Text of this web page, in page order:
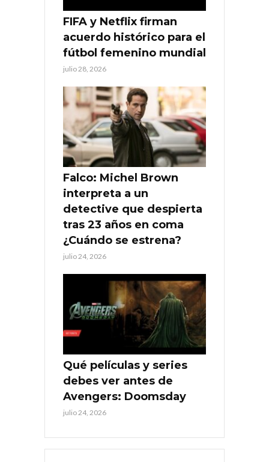
FIFA y Netflix firman
acuerdo histórico para el
fútbol femenino mundial
julio 28, 2026
Falco: Michel Brown
interpreta a un
detective que despierta
tras 23 años en coma
¿Cuándo se estrena?
julio 24, 2026
Qué películas y series
debes ver antes de
Avengers: Doomsday
julio 24, 2026